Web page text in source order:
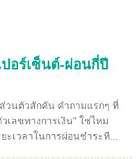
อร์เซ็นต์-ผ่อนกี่ปี
วนตัวสักคัน คำถามแรกๆ ที่
เลขทางการเงิน" ใช่ไหม
ะเวลาในการผ่อนชำระที...